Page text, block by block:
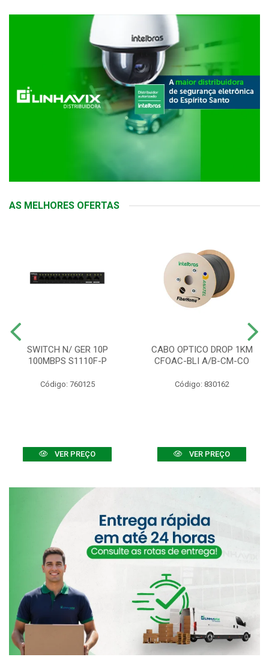
AS MELHORES OFERTAS
SWITCH N/ GER 10P
100MBPS S1110F-P
Código: 760125
VER PREÇO
CABO OPTICO DROP 1KM
CFOAC-BLI A/B-CM-CO
Código: 830162
VER PREÇO